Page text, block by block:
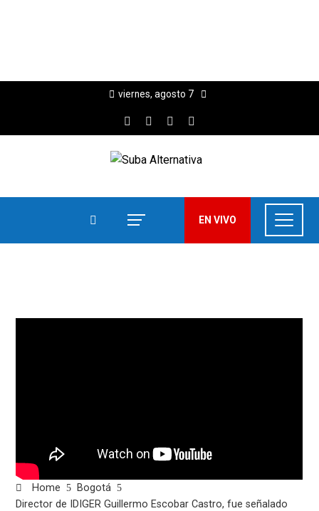
viernes, agosto 7
EN VIVO
Home
Bogotá
Director de IDIGER Guillermo Escobar Castro, fue señalado